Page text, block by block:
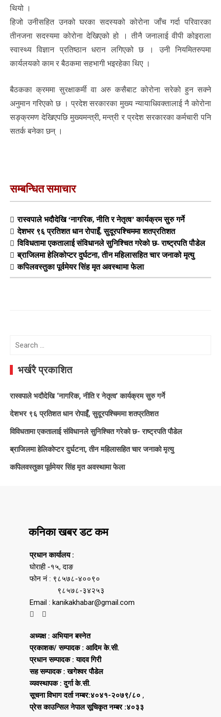
थियो ।
हिजो उनीसहित उनको घरका सदस्यको कोरोना जाँच गर्दा परिवारका
तीनजना सदस्यमा कोरोना देखिएको हो । तीनै जनालाई वीपी कोइराला
स्वास्थ्य विज्ञान प्रतिष्ठान धरान लगिएको छ । उनी नियमितरुपमा
कार्यलयको काम र बैठकमा सहभागी भइरहेका थिए ।
बैठकका क्रममा सुरक्षाकर्मी वा अरु कसैबाट कोरोना सरेको हुन सक्ने
अनुमान गरिएको छ । प्रदेश सरकारका मुख्य न्यायाधिवक्तालाई नै कोरोना
सङ्क्रमण देखिएपछि मुख्यमन्त्री, मन्त्री र प्रदेश सरकारका कर्मचारी पनि
सतर्क बनेका छन् ।
सम्बन्धित समाचार
रास्वपाले भदौदेखि ‘नागरिक, नीति र नेतृत्व’ कार्यक्रम सुरु गर्ने
देशभर ९६ प्रतिशत धान रोपाइँ, सुदूरपश्चिममा शतप्रतिशत
विविधतामा एकतालाई संविधानले सुनिश्चित गरेको छ- राष्ट्रपति पौडेल
ब्राजिलमा हेलिकोप्टर दुर्घटना, तीन महिलासहित चार जनाको मृत्यु
कपिलवस्तुका पूर्वमेयर सिंह मृत अवस्थामा फेला
Search
भर्खरै प्रकाशित
रास्वपाले भदौदेखि ‘नागरिक, नीति र नेतृत्व’ कार्यक्रम सुरु गर्ने
देशभर ९६ प्रतिशत धान रोपाइँ, सुदूरपश्चिममा शतप्रतिशत
विविधतामा एकतालाई संविधानले सुनिश्चित गरेको छ- राष्ट्रपति पौडेल
ब्राजिलमा हेलिकोप्टर दुर्घटना, तीन महिलासहित चार जनाको मृत्यु
कपिलवस्तुका पूर्वमेयर सिंह मृत अवस्थामा फेला
कनिका खबर डट कम
प्रधान कार्यालय :
घोराही -१५, दाङ
फोन नं : ९८५७८-४००९०
९८५७८-३४२५३
Email : kanikakhabar@gmail.com
अध्यक्ष : अभियान बस्नेत
प्रकाशक/ सम्पादक : आदिम के.सी.
प्रधान सम्पादक : यादव गिरी
सह सम्पादक : खगेश्वर पौडेल
व्यवस्थापक : दुर्गा के.सी.
सूचना विभाग दर्ता नम्बर:४०४१-२०७९/८० ,
प्रेस काउन्सिल नेपाल सूचिकृत नम्बर :४०३३